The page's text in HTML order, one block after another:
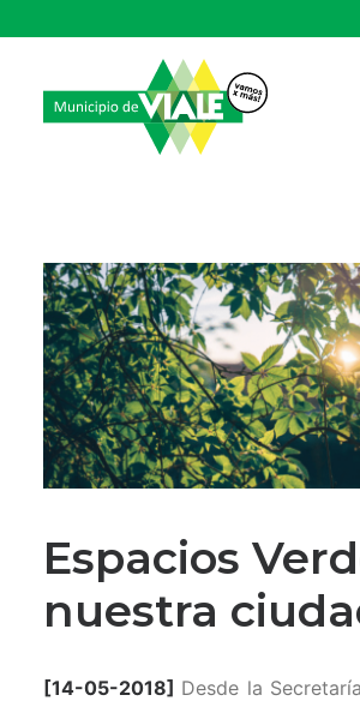
GOBIERNO
HCD
TRÁMITES Y SERVICIOS
CIUDAD
PARQUE INDUSTRIAL
RECAUDACIONES
Espacios
nuestra
[14-05-2018] Desde la